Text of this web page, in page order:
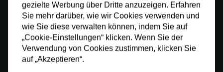
Stimmungsvoller Showroom
500 m2 großes Lampengeschäft in Rijssen
Kostenloser Versand
Kostenloser Versand in Deutschland ab 99 €
gezielte Werbung über Dritte anzuzeigen. Erfahren
Sie mehr darüber, wie wir Cookies verwenden und
wie Sie diese verwalten können, indem Sie auf
„Cookie-Einstellungen“ klicken. Wenn Sie der
Verwendung von Cookies zustimmen, klicken Sie
auf „Akzeptieren“.